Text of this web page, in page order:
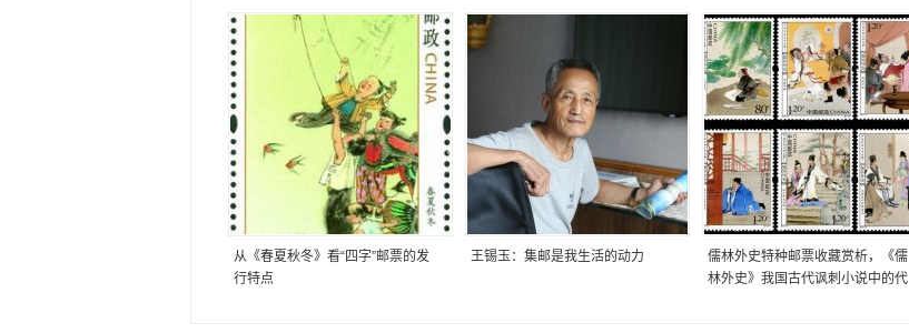
从《春夏秋冬》看“四字”邮票的发
行特点
王锡玉：集邮是我生活的动力
儒林外史特种邮票收藏赏析，《儒
林外史》我国古代讽刺小说中的代